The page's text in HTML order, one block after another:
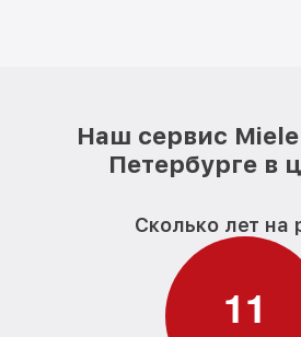
Наш сервис
Петербурге в
Сколько лет на
11